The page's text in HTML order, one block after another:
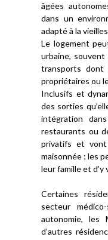
âgées
dans un
adapté à la
Le logement
urbaine,
transports dont
propriétaires ou
Inclusifs et
des sorties
intégration
restaurants ou
privatifs et
maisonnée ; les
leur famille et d’y
Certaines
secteur
autonomie, les
d’autres